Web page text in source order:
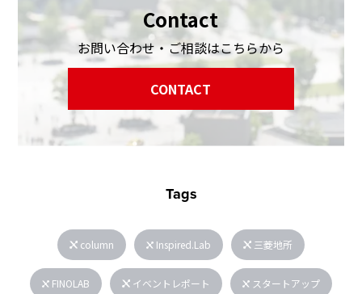
Contact
お問い合わせ・ご相談はこちらから
CONTACT
Tags
column Inspired.Lab 三菱地所
FINOLAB イベントレポート スタートアップ